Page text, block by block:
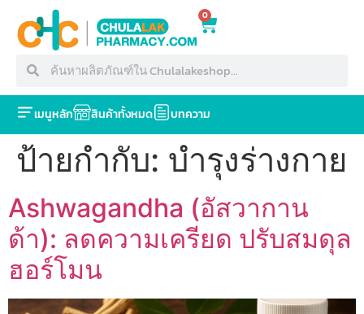
0
เมนูหลัก สินค้าทั้งหมด บทความ
ป้ายกำกับ: บำรุงร่างกาย
Ashwagandha (อัสวากาน
ด้า): ลดความเครียด ปรับสมดุล
ฮอร์โมน